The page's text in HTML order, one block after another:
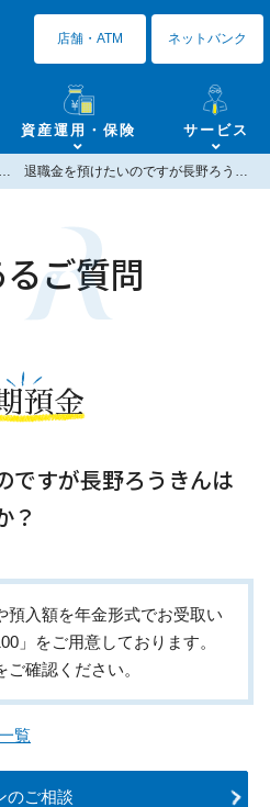
資産運用・保険 サービス
店舗・ATM ネットバンク
定期預金 退職金を預けたいのですが長野ろうきんは良い預金がありますか？
ご質問
預金
ですが長野ろうきんは
？
預入額を年金形式でお受取い
」をご用意しております。
ご確認ください。
覧
のご相談